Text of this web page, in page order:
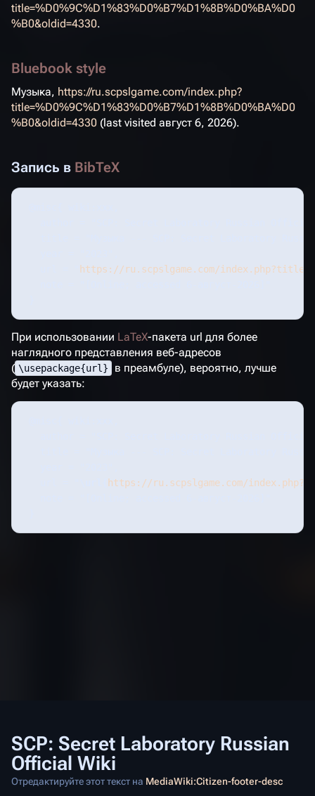
title=%D0%9C%D1%83%D0%B7%D1%8B%D0%BA%D0
%B0&oldid=4330.
Bluebook style
Музыка, https://ru.scpslgame.com/index.php?
title=%D0%9C%D1%83%D0%B7%D1%8B%D0%BA%D0
%B0&oldid=4330 (last visited август 6, 2026).
Запись в BibTeX
https://ru.scpslgame.com/
При использовании LaTeX-пакета url для более
наглядного представления веб-адресов
( \usepackage{url}
в преамбуле), вероятно, лучше
будет указать:
https://ru.scpslgame.com/
SCP: Secret Laboratory Russian
Official Wiki
Отредактируйте этот текст на MediaWiki:Citizen-footer-desc